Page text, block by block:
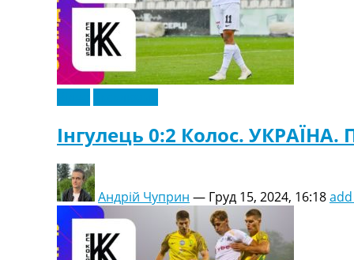
Інгулець 0:2 Колос. УКРАЇНА.
Андрій Чуприн — Груд 15, 2024, 16:18